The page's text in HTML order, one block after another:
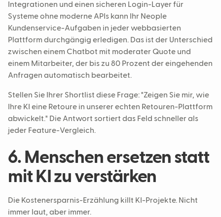
Integrationen und einen sicheren Login-Layer für
Systeme ohne moderne APIs kann Ihr Neople
Kundenservice-Aufgaben in jeder webbasierten
Plattform durchgängig erledigen. Das ist der Unterschied
zwischen einem Chatbot mit moderater Quote und
einem Mitarbeiter, der bis zu 80 Prozent der eingehenden
Anfragen automatisch bearbeitet.
Stellen Sie Ihrer Shortlist diese Frage: "Zeigen Sie mir, wie
Ihre KI eine Retoure in unserer echten Retouren-Plattform
abwickelt." Die Antwort sortiert das Feld schneller als
jeder Feature-Vergleich.
6. Menschen ersetzen statt
mit KI zu verstärken
Die Kostenersparnis-Erzählung killt KI-Projekte. Nicht
immer laut, aber immer.